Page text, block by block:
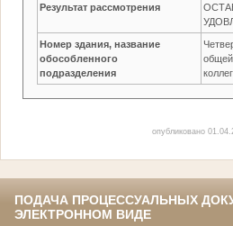
Результат рассмотрения
Номер здания, название
обособленного
подразделения
общей
опубликовано
ПОДАЧА ПРОЦЕССУАЛЬНЫХ
ЭЛЕКТРОННОМ ВИДЕ